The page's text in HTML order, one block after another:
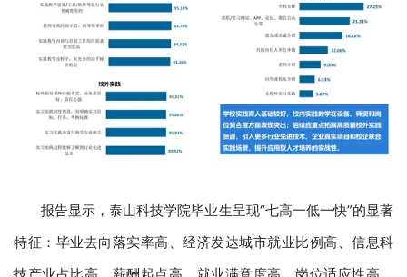
报告显示，泰山科技学院毕业生呈现“七高一低一快”的显著
特征：毕业去向落实率高、经济发达城市就业比例高、信息科